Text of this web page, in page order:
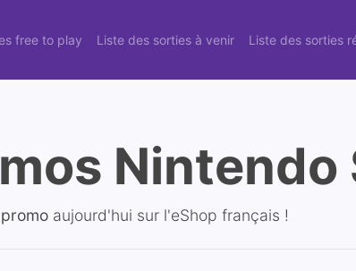
free to play Liste des sorties à venir Liste des sorties
Nintendo
aujourd'hui sur l'eShop français !